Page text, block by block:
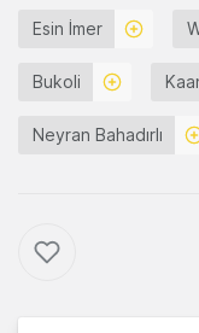
Esin İmer
Bukoli
Neyran Bahadırlı